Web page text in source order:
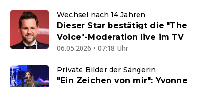
Wechsel nach 14 Jahren
Dieser Star bestätigt die "The
Voice"-Moderation live im TV
06.05.2026 • 07:18 Uhr
Private Bilder der Sängerin
"Ein Zeichen von mir": Yvonne